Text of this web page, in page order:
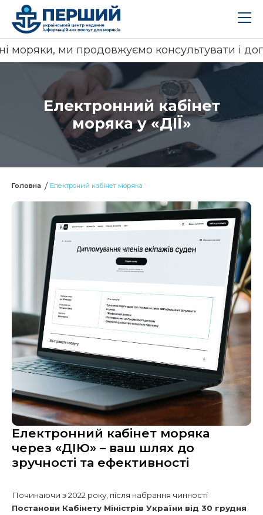
продовжуємо консультувати і допомогати
Електронний кабінет
моряка у «ДІЇ»
Головна Електроний кабінет моряка
Електронний кабінет моряка
через «ДІЮ» – ваш шлях до
зручності та ефективності
Починаючи з 2022 року, після набрання чинності
Постанови Кабінету Міністрів України від 30 грудня